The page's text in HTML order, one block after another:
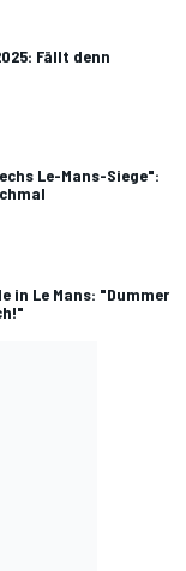
Fällt denn
Le-Mans-Siege":
in Le Mans: "Dummer